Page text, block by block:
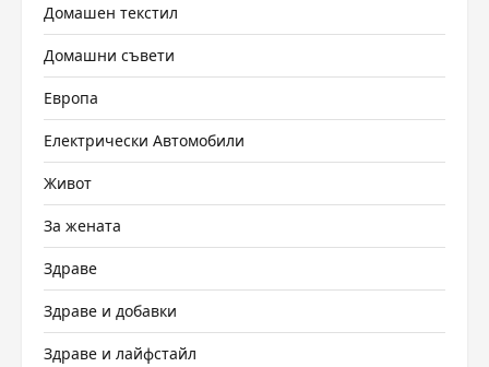
Домашен текстил
Домашни съвети
Европа
Електрически Автомобили
Живот
За жената
Здраве
Здраве и добавки
Здраве и лайфстайл